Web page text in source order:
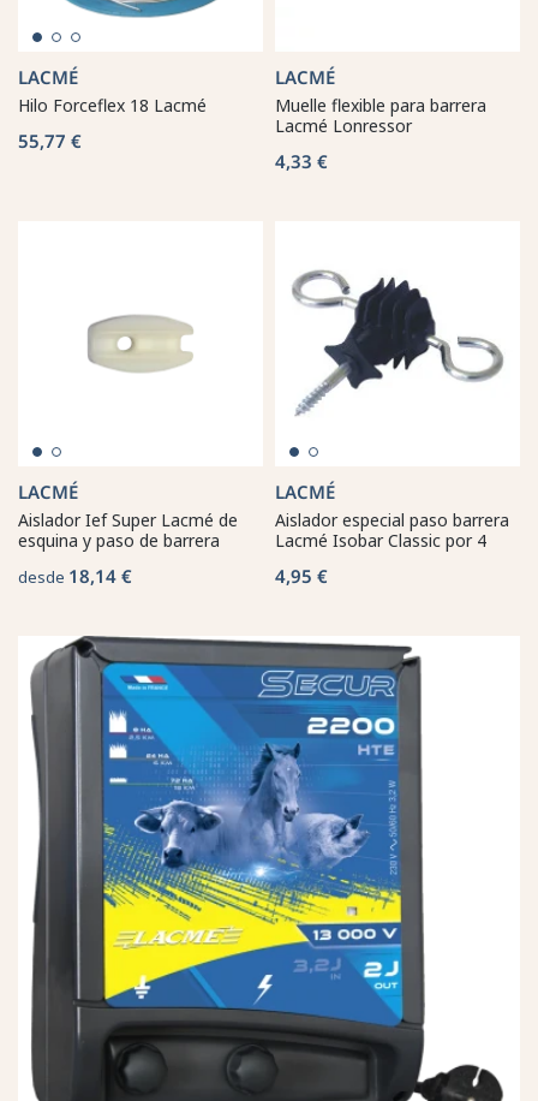
LACMÉ
Hilo Forceflex 18 Lacmé
55,77 €
LACMÉ
Muelle flexible para barrera
Lacmé Lonressor
4,33 €
LACMÉ
Aislador Ief Super Lacmé de
esquina y paso de barrera
desde 18,14 €
LACMÉ
Aislador especial paso barrera
Lacmé Isobar Classic por 4
4,95 €